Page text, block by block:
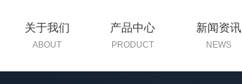
关于我们
ABOUT
产品中心
PRODUCT
新闻资讯
NEWS